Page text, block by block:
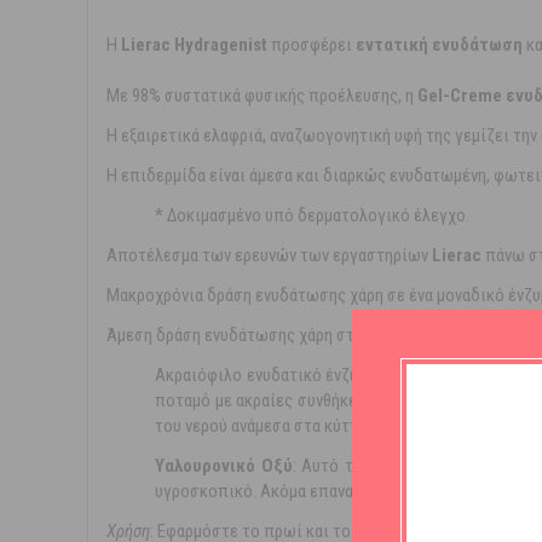
Η Lierac Hydragenist προσφέρει εντατική ενυδάτωση
Με 98% συστατικά φυσικής προέλευσης, η Gel-Creme
Η εξαιρετικά ελαφριά, αναζωογονητική υφή της γεμίζει
Η επιδερμίδα είναι άμεσα και διαρκώς ενυδατωμένη,
* Δοκιμασμένο υπό δερματολογικό έλεγχο.
Αποτέλεσμα των ερευνών των εργαστηρίων Lierac πάνω
Μακροχρόνια δράση ενυδάτωσης χάρη σε ένα μοναδικό
Άμεση δράση ενυδάτωσης χάρη στο
Ακραιόφιλο ενυδατικό ένζυμο: Αυτό το 100%
ποταμό με ακραίες συνθήκες περιβάλλοντος.
του νερού ανάμεσα στα κύτταρα και περιορίζει την
Υαλουρονικό Οξύ: Αυτό το 100% φυσικής
υγροσκοπικό. Ακόμα επαναπυκνώνει εντατικά την
Χρήση: Εφαρμόστε το πρωί και το βράδυ στο πρόσωπο και